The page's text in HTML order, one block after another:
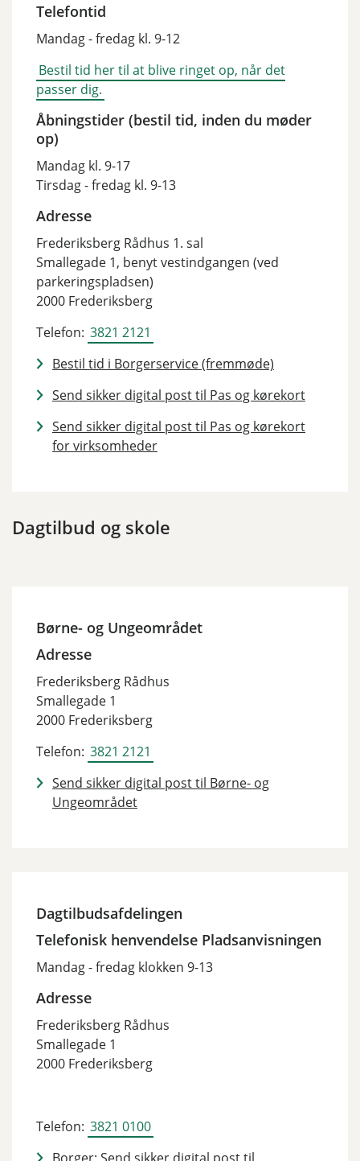
Telefontid
Mandag - fredag kl. 9-12
Bestil tid her til at blive ringet op, når det
passer dig.
Åbningstider (bestil tid, inden du møder
op)
Mandag kl. 9-17
Tirsdag - fredag kl. 9-13
Adresse
Frederiksberg Rådhus 1. sal
Smallegade 1, benyt vestindgangen (ved
parkeringspladsen)
2000 Frederiksberg
Telefon: 3821 2121
Bestil tid i Borgerservice (fremmøde)
Send sikker digital post til Pas og kørekort
Send sikker digital post til Pas og kørekort
for virksomheder
Dagtilbud og skole
Børne- og Ungeområdet
Adresse
Frederiksberg Rådhus
Smallegade 1
2000 Frederiksberg
Telefon: 3821 2121
Send sikker digital post til Børne- og
Ungeområdet
Dagtilbudsafdelingen
Telefonisk henvendelse Pladsanvisningen
Mandag - fredag klokken 9-13
Adresse
Frederiksberg Rådhus
Smallegade 1
2000 Frederiksberg
Telefon: 3821 0100